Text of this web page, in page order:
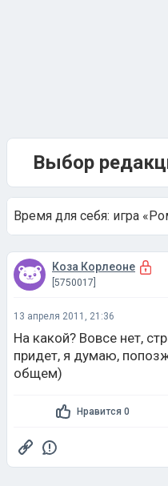
Выбор
Время для себя: игра
Коза Корлеоне
[5750017]
13 апреля 2011, 21:36
На какой? Вовсе нет,
придет, я думаю,
общем)
Нравится 0